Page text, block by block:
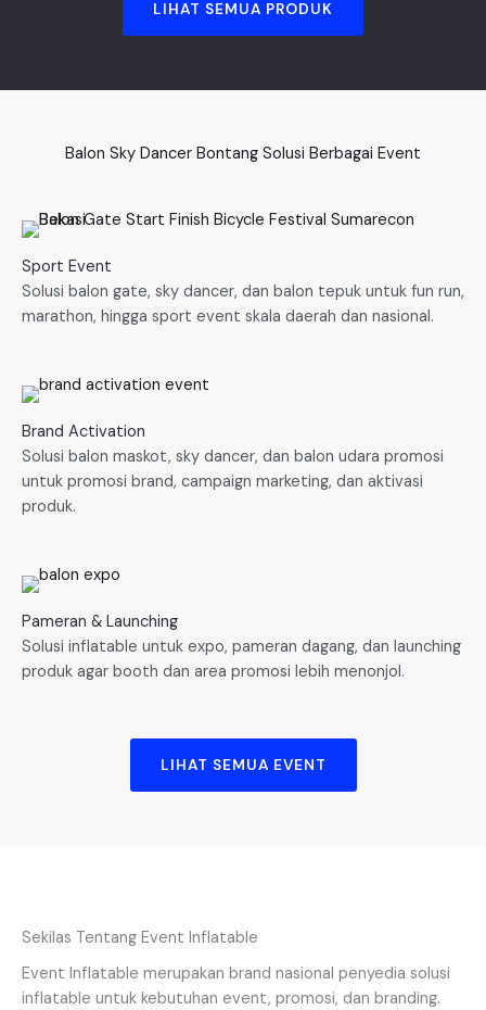
LIHAT SEMUA PRODUK
Balon Sky Dancer Bontang Solusi Berbagai Event
Sport Event
Solusi balon gate, sky dancer, dan balon tepuk untuk fun run,
marathon, hingga sport event skala daerah dan nasional.
Brand Activation
Solusi balon maskot, sky dancer, dan balon udara promosi
untuk promosi brand, campaign marketing, dan aktivasi
produk.
Pameran & Launching
Solusi inflatable untuk expo, pameran dagang, dan launching
produk agar booth dan area promosi lebih menonjol.
LIHAT SEMUA EVENT
Sekilas Tentang Event Inflatable
Event Inflatable merupakan brand nasional penyedia solusi
inflatable untuk kebutuhan event, promosi, dan branding.